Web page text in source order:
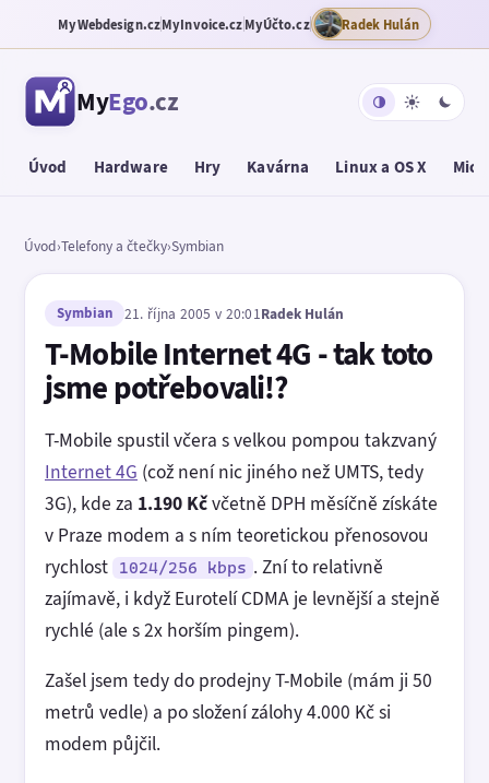
MyWebdesign.czMyInvoice.czMyÚčto.cz Radek Hulán
MyEgo.cz
Úvod Hardware Hry Kavárna Linux a OS X
Úvod›Telefony a čtečky›Symbian
Symbian 21. října 2005 v 20:01Radek Hulán
T-Mobile Internet 4G - tak toto
jsme potřebovali!?
T-Mobile spustil včera s velkou pompou takzvaný
Internet 4G (což není nic jiného než UMTS, tedy
3G), kde za 1.190 Kčvčetně DPH měsíčně získáte
v Praze modem a s ním teoretickou přenosovou
rychlost
1024/256 kbps . Zní to relativně
zajímavě, i když Eurotelí CDMA je levnější a stejně
rychlé (ale s 2x horším pingem).
Zašel jsem tedy do prodejny T-Mobile (mám ji 50
metrů vedle) a po složení zálohy 4.000 Kč si
modem půjčil.